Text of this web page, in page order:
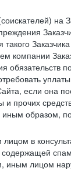
на
компании
если она
прочих
образом,
в
иным лицом